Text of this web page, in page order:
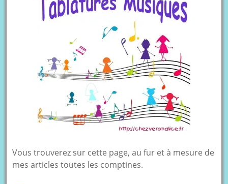
Vous trouverez sur cette page, au fur et à mesure de
mes articles toutes les comptines.